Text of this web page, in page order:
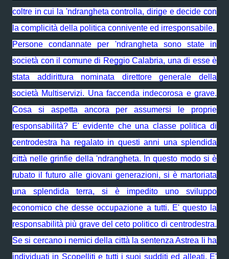
coltre in cui la 'ndrangheta controlla, dirige e decide con
la complicità della politica connivente ed irresponsabile.
Persone condannate per 'ndrangheta sono state in
società con il comune di Reggio Calabria, una di esse è
stata addirittura nominata direttore generale della
società Multiservizi. Una faccenda indecorosa e grave.
Cosa si aspetta ancora per assumersi le proprie
responsabilità? E' evidente che una classe politica di
centrodestra ha regalato in questi anni una splendida
città nelle grinfie della 'ndrangheta. In questo modo si è
rubato il futuro alle giovani generazioni, si è martoriata
una splendida terra, si è impedito uno sviluppo
economico che desse occupazione a tutti. E' questo la
responsabilità più grave del ceto politico di centrodestra.
Se si cercano i nemici della città la sentenza Astrea li ha
individuati in Scopelliti e tutti i suoi sudditi ed alleati. E'